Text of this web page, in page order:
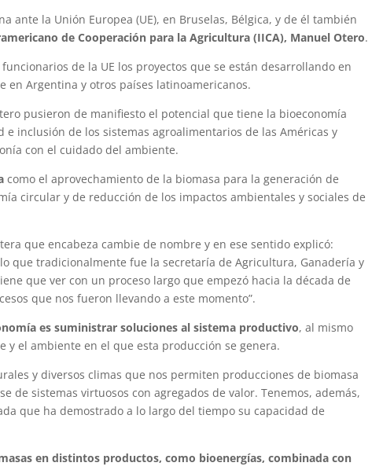
ante la Unión Europea (UE), en Bruselas, Bélgica, y de él también
de Cooperación para la Agricultura (IICA), Manuel Otero.
de la UE los proyectos que se están desarrollando en
Argentina y otros países latinoamericanos.
pusieron de manifiesto el potencial que tiene la bioeconomía
inclusión de los sistemas agroalimentarios de las Américas y
con el cuidado del ambiente.
como el aprovechamiento de la biomasa para la generación de
circular y de reducción de los impactos ambientales y sociales de
que encabeza cambie de nombre y en ese sentido explicó:
que tradicionalmente fue la secretaría de Agricultura, Ganadería y
que ver con un proceso largo que empezó hacia la década de
que nos fueron llevando a este momento”.
es suministrar soluciones al sistema productivo, al mismo
el ambiente en el que esta producción se genera.
y diversos climas que nos permiten producciones de biomasa
de sistemas virtuosos con agregados de valor. Tenemos, además,
que ha demostrado a lo largo del tiempo su capacidad de
en distintos productos, como bioenergías, combinada con